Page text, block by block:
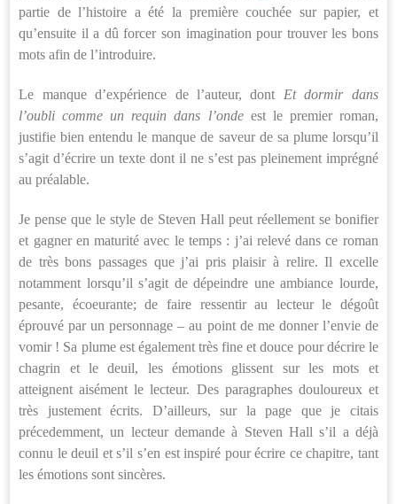
partie de l’histoire a été la première couchée sur papier, et
qu’ensuite il a dû forcer son imagination pour trouver les bons
mots afin de l’introduire.
Le manque d’expérience de l’auteur, dont Et dormir dans
l’oubli comme un requin dans l’ondeest le premier roman,
justifie bien entendu le manque de saveur de sa plume lorsqu’il
s’agit d’écrire un texte dont il ne s’est pas pleinement imprégné
au préalable.
Je pense que le style de Steven Hall peut réellement se bonifier
et gagner en maturité avec le temps : j’ai relevé dans ce roman
de très bons passages que j’ai pris plaisir à relire. Il excelle
notamment lorsqu’il s’agit de dépeindre une ambiance lourde,
pesante, écoeurante; de faire ressentir au lecteur le dégoût
éprouvé par un personnage – au point de me donner l’envie de
vomir ! Sa plume est également très fine et douce pour décrire le
chagrin et le deuil, les émotions glissent sur les mots et
atteignent aisément le lecteur. Des paragraphes douloureux et
très justement écrits. D’ailleurs, sur la page que je citais
précedemment, un lecteur demande à Steven Hall s’il a déjà
connu le deuil et s’il s’en est inspiré pour écrire ce chapitre, tant
les émotions sont sincères.